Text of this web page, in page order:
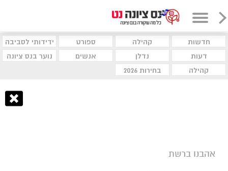
חדשות קהילה ספורט
ידידותי לסביבה
דעות
נדלן אנשים
נוער בנס ציונה
קהילה
בחירות 2026
אהבנו ברשת